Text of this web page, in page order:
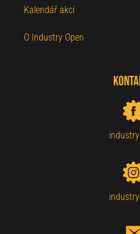
Kalendář akcí
O Industry Open